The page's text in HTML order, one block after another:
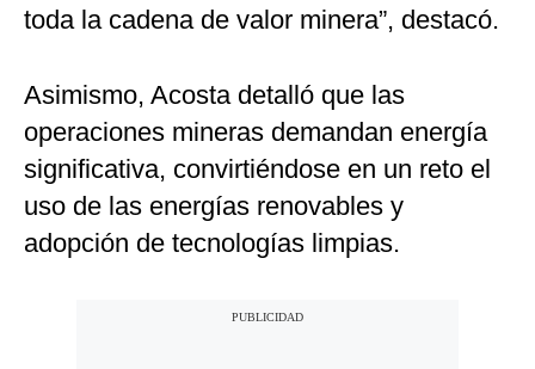
toda la cadena de valor minera”, destacó.
Asimismo, Acosta detalló que las
operaciones mineras demandan energía
significativa, convirtiéndose en un reto el
uso de las energías renovables y
adopción de tecnologías limpias.